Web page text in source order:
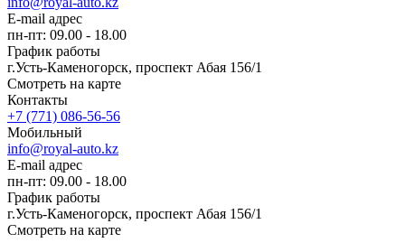
E-mail адрес
пн-пт: 09.00 - 18.00
График работы
г.Усть-Каменогорск, проспект Абая 156/1
Смотреть на карте
Контакты
+7 (771) 086-56-56
Мобильный
info@royal-auto.kz
E-mail адрес
пн-пт: 09.00 - 18.00
График работы
г.Усть-Каменогорск, проспект Абая 156/1
Смотреть на карте